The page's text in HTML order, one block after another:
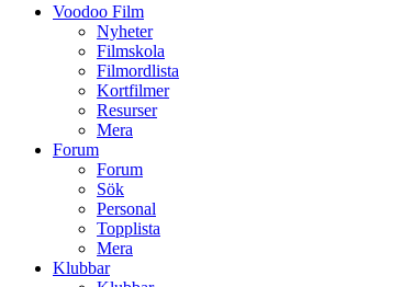
Voodoo Film
Nyheter
Filmskola
Filmordlista
Kortfilmer
Resurser
Mera
Forum
Forum
Sök
Personal
Topplista
Mera
Klubbar